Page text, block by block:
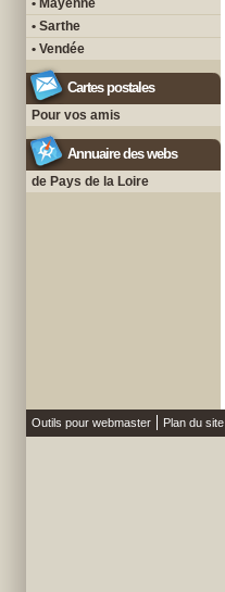
• Mayenne
• Sarthe
• Vendée
Cartes postales
Pour vos amis
Annuaire des webs
de Pays de la Loire
Outils pour webmaster Plan du site